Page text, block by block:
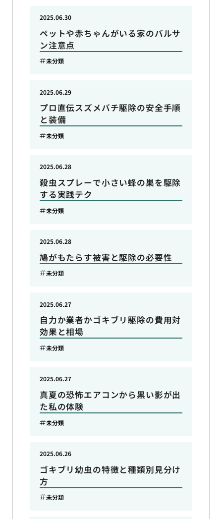
ペットや赤ちゃんがいる家のバルサ
ン注意点
2025.06.30
未分類
プロ直伝スズメバチ駆除の安全手順
と装備
2025.06.29
未分類
殺虫スプレーで小さい蜂の巣を駆除
する実践テク
2025.06.28
未分類
鳩がもたらす被害と駆除の必要性
2025.06.28
未分類
自力か業者かゴキブリ駆除の費用対
効果と相場
2025.06.27
未分類
真夏の恐怖エアコンから黒い影が出
た私の体験
2025.06.27
未分類
ゴキブリ幼虫の特徴と種類別見分け
方
2025.06.26
未分類